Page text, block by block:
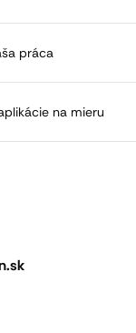
práca
na mieru